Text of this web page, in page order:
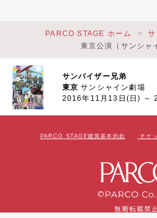
サンバイザー兄弟
東京サンシャイン劇場
2016年11月13日(日) ～
PARCO STAGE ホーム
東京公演（サンシャ
PARCO STAGE鑑賞基本約款 チケ
無断転載禁止